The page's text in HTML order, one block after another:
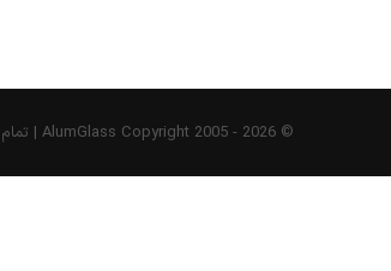
© AlumGlass Copyright 2005 -2026 | تمام حقوق برای آلوم گلس محفوظ می‌باشد